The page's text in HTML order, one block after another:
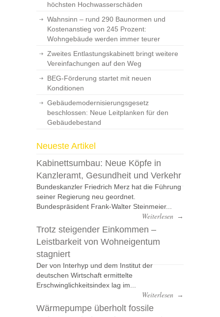
höchsten Hochwasserschäden
Wahnsinn – rund 290 Baunormen und
Kostenanstieg von 245 Prozent:
Wohngebäude werden immer teurer
Zweites Entlastungskabinett bringt weitere
Vereinfachungen auf den Weg
BEG-Förderung startet mit neuen
Konditionen
Gebäudemodernisierungsgesetz
beschlossen: Neue Leitplanken für den
Gebäudebestand
Neueste Artikel
Kabinettsumbau: Neue Köpfe in
Kanzleramt, Gesundheit und Verkehr
Bundeskanzler Friedrich Merz hat die Führung
seiner Regierung neu geordnet.
Bundespräsident Frank-Walter Steinmeier...
Weiterlesen →
Trotz steigender Einkommen –
Leistbarkeit von Wohneigentum
stagniert
Der von Interhyp und dem Institut der
deutschen Wirtschaft ermittelte
Erschwinglichkeitsindex lag im...
Weiterlesen →
Wärmepumpe überholt fossile